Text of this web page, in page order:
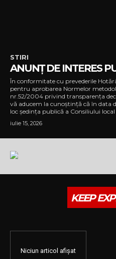
STIRI
ANUNȚ DE INTERES
În conformitate cu prevederile
pentru aprobarea Normelor
nr.52/2004 privind transparența
vă aducem la cunoștință că în data
loc ședința publică a Consiliului
iulie 15, 2026
KEEP
Niciun articol afișat